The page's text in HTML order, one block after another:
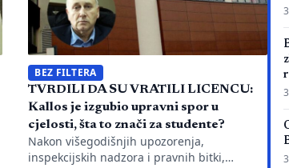
BEZ FILTERA
TVRDILI DA SU VRATILI LICENCU:
Kallos je izgubio upravni spor u
cjelosti, šta to znači za studente?
Nakon višegodišnjih upozorenja,
inspekcijskih nadzora i pravnih bitki,